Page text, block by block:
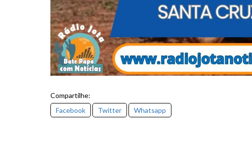
Compartilhe:
Facebook
Twitter Whatsapp